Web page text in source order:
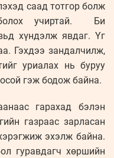
саад тотгор болж
учиртай. Би
хүндэлж явдаг. Үг
Гэхдээ зандалчилж,
уриалах нь буруу
гэж бодож байна.
гарахад бэлэн
газраас зарласан
эхэлж байна.
гуравдагч хөршийн